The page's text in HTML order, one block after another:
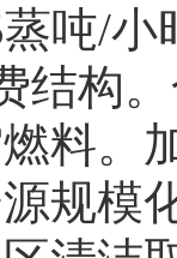
吨/
结构
料。
规模